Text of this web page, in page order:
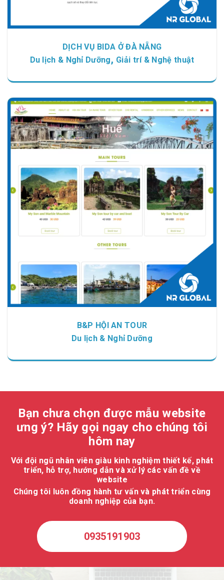
DỊCH VỤ BIDA Ở ĐÀ NẴNG
Du lịch & Nghỉ Dưỡng, Giải trí & Nghệ thuật
Chi tiết Xem giao diện
B&P HỘI AN TOUR
Du lịch & Nghỉ Dưỡng
Bạn chưa chọn được mẫu website
ưng ý? Hãy gọi ngay cho chúng tôi
hôm nay
Với đội ngũ nhân viên giàu kinh nghiệm thiết kế, phát
triển, hỗ trợ, hướng dẫn và xử lý các vấn đề về
website
Chúng tôi luôn đồng hành tư vấn và phát triển cùng
doanh nghiệp của bạn.
0935191903